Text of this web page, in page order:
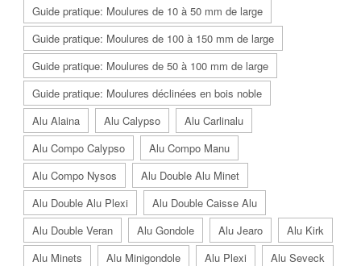
Guide pratique: Moulures de 10 à 50 mm de large
Guide pratique: Moulures de 100 à 150 mm de large
Guide pratique: Moulures de 50 à 100 mm de large
Guide pratique: Moulures déclinées en bois noble
Alu Alaina
Alu Calypso
Alu Carlinalu
Alu Compo Calypso
Alu Compo Manu
Alu Compo Nysos
Alu Double Alu Minet
Alu Double Alu Plexi
Alu Double Caisse Alu
Alu Double Veran
Alu Gondole Alu Jearo
Alu Kirk
Alu Minets
Alu Minigondole Alu Plexi
Alu Seveck